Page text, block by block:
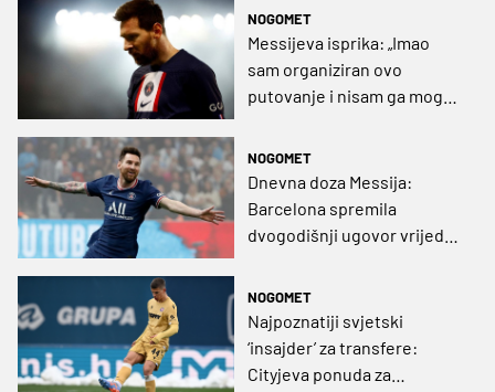
NOGOMET
Messijeva isprika: „Imao
sam organiziran ovo
putovanje i nisam ga mogao
NOGOMET
Dnevna doza Messija:
Barcelona spremila
dvogodišnji ugovor vrijedan
NOGOMET
Najpoznatiji svjetski
‘insajder’ za transfere:
Cityjeva ponuda za